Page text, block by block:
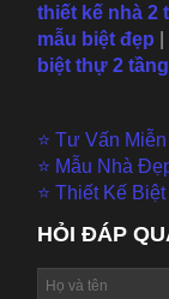
thiết kế nhà 2
mẫu biệt đẹp
biệt thự 2
⭐ Tư Vấn
⭐ Mẫu Nhà
⭐ Thiết Kế
HỎI ĐÁP